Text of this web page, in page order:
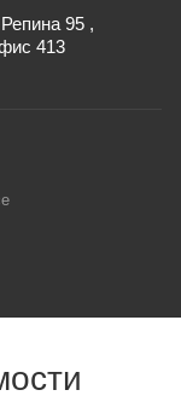
95 ,
413